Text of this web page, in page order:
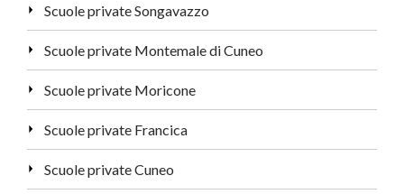
Scuole private Songavazzo
Scuole private Montemale di Cuneo
Scuole private Moricone
Scuole private Francica
Scuole private Cuneo